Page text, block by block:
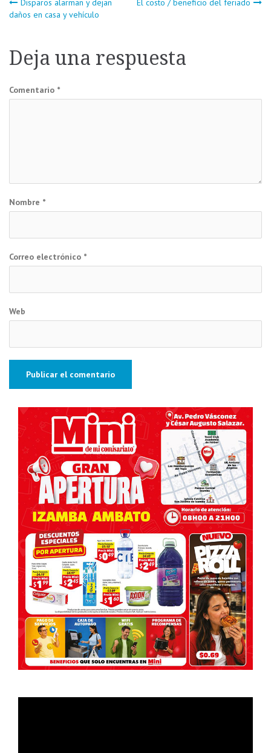
Navegación
entradas
Disparos alarman y dejan
daños en casa y vehículo
El costo / beneficio del feriado
Deja una respuesta
Comentario *
Nombre *
Correo electrónico *
Web